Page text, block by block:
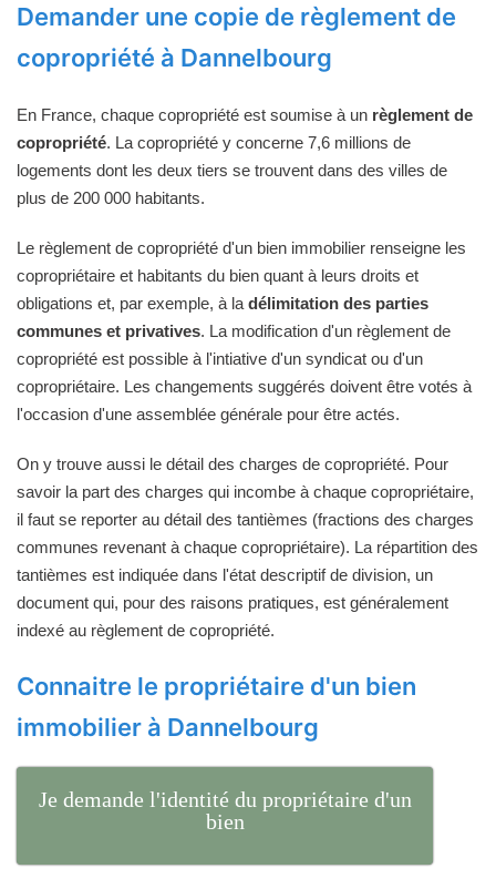
Demander une copie de règlement de
copropriété à Dannelbourg
En France, chaque copropriété est soumise à un règlement de
copropriété. La copropriété y concerne 7,6 millions de
logements dont les deux tiers se trouvent dans des villes de
plus de 200 000 habitants.
Le règlement de copropriété d'un bien immobilier renseigne les
copropriétaire et habitants du bien quant à leurs droits et
obligations et, par exemple, à la délimitation des parties
communes et privatives. La modification d'un règlement de
copropriété est possible à l'intiative d'un syndicat ou d'un
copropriétaire. Les changements suggérés doivent être votés à
l'occasion d'une assemblée générale pour être actés.
On y trouve aussi le détail des charges de copropriété. Pour
savoir la part des charges qui incombe à chaque copropriétaire,
il faut se reporter au détail des tantièmes (fractions des charges
communes revenant à chaque copropriétaire). La répartition des
tantièmes est indiquée dans l'état descriptif de division, un
document qui, pour des raisons pratiques, est généralement
indexé au règlement de copropriété.
Connaitre le propriétaire d'un bien
immobilier à Dannelbourg
Je demande l'identité du propriétaire d'un
bien